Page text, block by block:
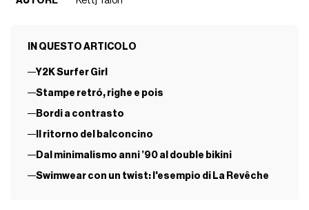
IN QUESTO ARTICOLO
Y2K Surfer Girl
Stampe retró, righe e pois
Bordi a contrasto
Il ritorno del balconcino
Dal minimalismo anni ’90 al double bikini
Swimwear con un twist: l'esempio di La Revêche